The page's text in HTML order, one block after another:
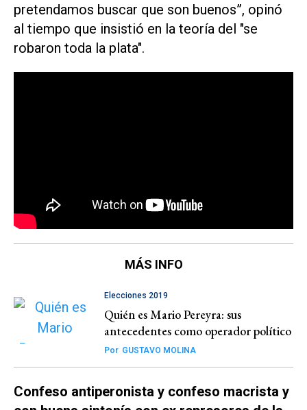
pretendamos buscar que son buenos”, opinó
al tiempo que insistió en la teoría del "se
robaron toda la plata".
MÁS INFO
Elecciones 2019
Quién es Mario Pereyra: sus
antecedentes como operador político
Por GUSTAVO MOLINA
Confeso antiperonista y confeso macrista y